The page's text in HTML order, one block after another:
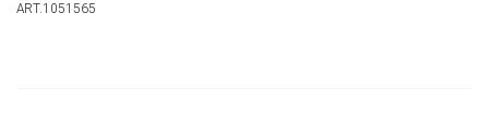
ART.1051565